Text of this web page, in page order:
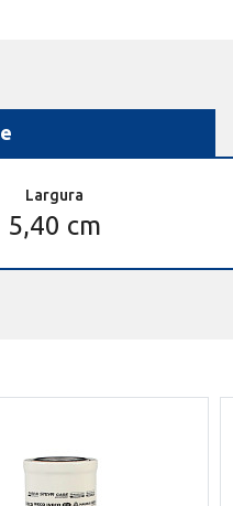
Largura
5,40 cm